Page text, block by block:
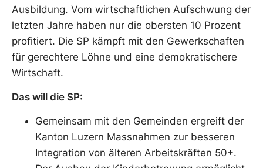
Ausbildung. Vom wirtschaftlichen Aufschwung der
letzten Jahre haben nur die obersten 10 Prozent
profitiert. Die SP kämpft mit den Gewerkschaften
für gerechtere Löhne und eine demokratischere
Wirtschaft.
Das will die SP:
Gemeinsam mit den Gemeinden ergreift der
Kanton Luzern Massnahmen zur besseren
Integration von älteren Arbeitskräften 50+.